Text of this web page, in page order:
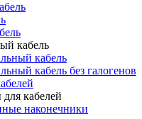
кабель
кабель
кабель без галогенов
кабелей
наконечники